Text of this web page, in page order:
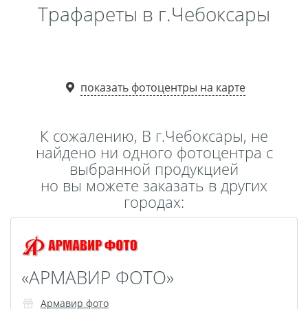
печать
Фото на холсте с
Модульные картины
подрамника
Фотоколлаж
Фотобокс
Дибонд
Печать на
Фото на стекле и
Трафареты в г.Чебоксары
показать фотоцентры на карте
К сожалению, В г.Чебоксары, не
найдено ни одного фотоцентра с
выбранной продукцией
но вы можете заказать в других
городах:
«АРМАВИР ФОТО»
Армавир фото